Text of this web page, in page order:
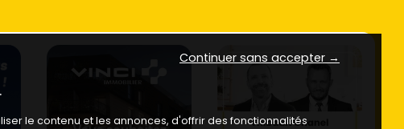
Continuer sans accepter →
le contenu et les annonces, d'offrir des fonctionnalités